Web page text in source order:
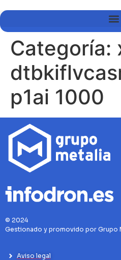
Categoría:
p1ai 1000
© 2024
Gestionado y promovido por Grupo
Aviso legal